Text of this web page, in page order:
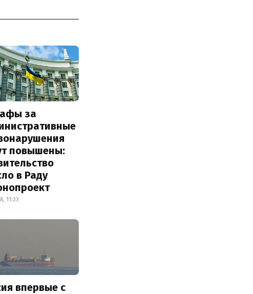
за
повышены:
в Раду
11:23
впервые с